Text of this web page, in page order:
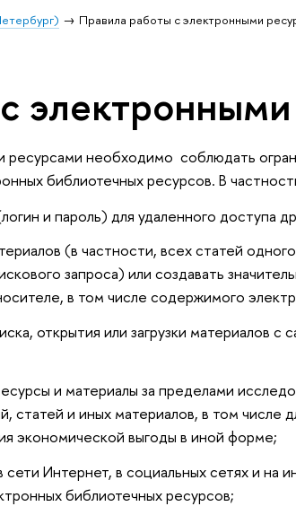
Правила работы с электронными
необходимо соблюдать
библиотечных ресурсов. В
и пароль) для удаленного доступа
(в частности, всех статей
запроса) или создавать
в том числе содержимого
открытия или загрузки материалов с
и материалы за пределами
статей и иных материалов, в том
экономической выгоды в иной форме;
Интернет, в социальных сетях и на
библиотечных ресурсов;